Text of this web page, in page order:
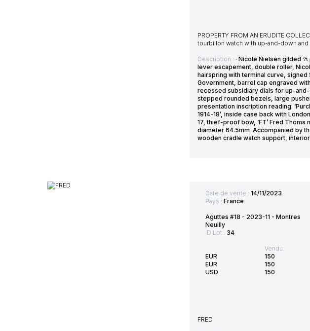
PROPERTY FROM AN ERUDITE
tourbillon watch with up-and-down and
Description : · Nicole Nielsen gilded
lever escapement, double roller,
hairspring with terminal curve, signed
Government, barrel cap engraved
recessed subsidiary dials for up-and-
stepped rounded bezels, large
presentation inscription reading:
1914-18’, inside case back with
17, thief-proof bow, ‘FT’ Fred
diameter 64.5mm Accompanied by
wooden cradle watch support,
Date de vente : 14/11/2023
Pays : France
Aguttes #18 - 2023-11 - Montres
Neuilly
ID Lot : 34
EUR
EUR
USD
Vendu:
150
150
150
FRED